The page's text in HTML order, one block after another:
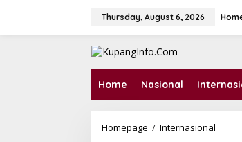
Thursday, August 6, 2026
Home Nasional
Homepage / Internasional